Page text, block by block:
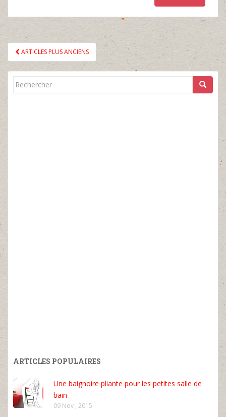
PAGINATION
DES
ARTICLES
ARTICLES PLUS ANCIENS
Rechercher...
ARTICLES POPULAIRES
Une baignoire pliante pour les petites salle de
bain
09 Nov , 2015